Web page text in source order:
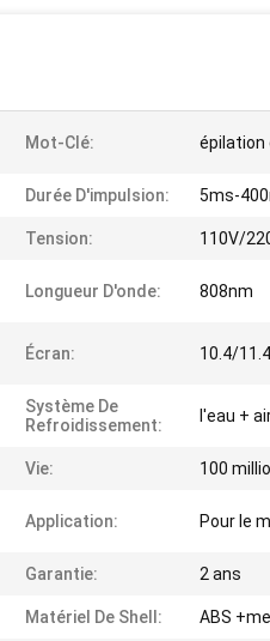
Mot-Clé: épilation
Durée D'impulsion: 5ms-
Tension: 110V/
Longueur D'onde: 808nm
Écran: 10.4/
Système De
Refroidissement:
l'eau +
Vie: 100
Application: Pour le
Garantie: 2 ans
Matériel De Shell: ABS